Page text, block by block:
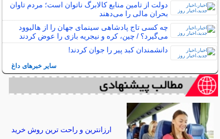
دولت از تامین منابع کالابرگ ناتوان است؛ مردم تاوان
بحران مالی را می‌دهند
چه کسی تاج پادشاهی سینمای جهان را از هالیوود
می‌گیرد؟ / چین، کره و نیجریه بازی را عوض کردند
دانشمندان کبد پیر را جوان کردند!
سایر خبرهای داغ
ارزانترین و راحت ترین روش خرید